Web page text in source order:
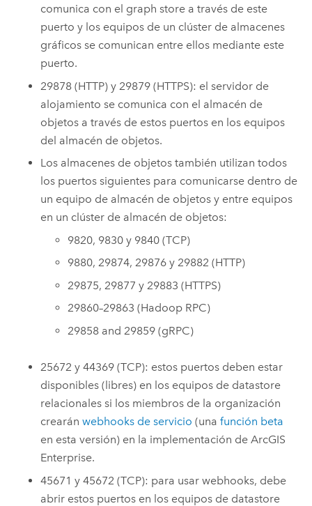
comunica con el graph store a través de este
puerto y los equipos de un clúster de almacenes
gráficos se comunican entre ellos mediante este
puerto.
29878 (HTTP) y 29879 (HTTPS): el servidor de
alojamiento se comunica con el almacén de
objetos a través de estos puertos en los equipos
del almacén de objetos.
Los almacenes de objetos también utilizan todos
los puertos siguientes para comunicarse dentro de
un equipo de almacén de objetos y entre equipos
en un clúster de almacén de objetos:
9820, 9830 y 9840 (TCP)
9880, 29874, 29876 y 29882 (HTTP)
29875, 29877 y 29883 (HTTPS)
29860–29863 (Hadoop RPC)
29858 and 29859 (gRPC)
25672 y 44369 (TCP): estos puertos deben estar
disponibles (libres) en los equipos de datastore
relacionales si los miembros de la organización
crearánwebhooks de servicio (unafunción beta
en esta versión) en la implementación deArcGIS
Enterprise.
45671 y 45672 (TCP): para usar webhooks, debe
abrir estos puertos en los equipos de datastore